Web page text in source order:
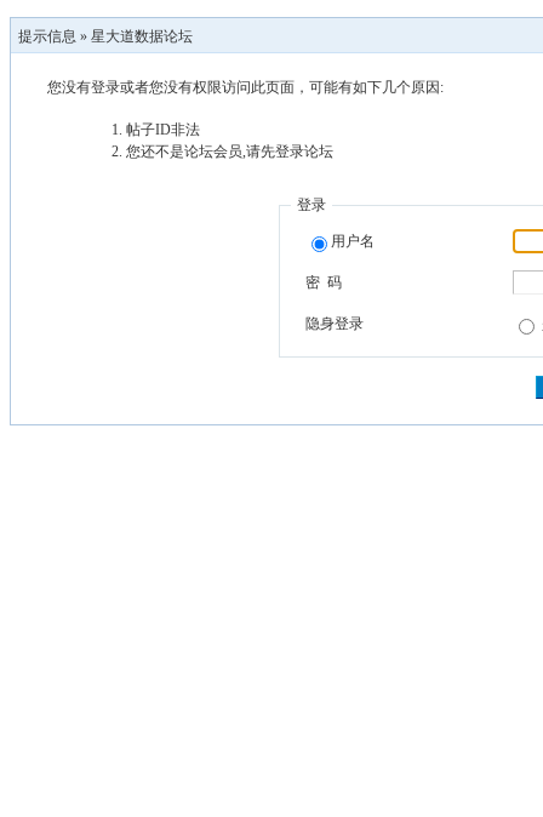
提示信息 » 星大道数据论坛
您没有登录或者您没有权限访问此页面，可能有如下几个原因:
帖子ID非法
您还不是论坛会员,请先登录论坛
登录
用户名
密 码
隐身登录